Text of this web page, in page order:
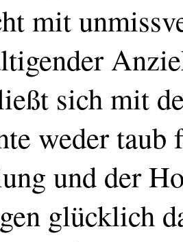
mit
sich mit
weder taub
und der
glücklich